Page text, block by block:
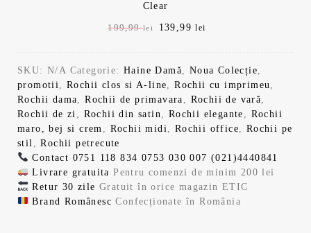
o
s
t
:
1
e
:
1
3
9
Clear
199,99lei
P
ț
u
l
i
n
ț
i
a
l
139,99lei
ț
u
l
c
u
e
n
t
e
SKU: N/A Categorie: Haine Damă, Noua Colecție,
promotii,Rochii clos si A-line,Rochii cu imprimeu,
Rochii dama,Rochii de primavara , Rochii de vară,
Rochii de zi , Rochii din satin, Rochii elegante , Rochii
maro, bej si crem , Rochii midi, Rochii office, Rochii pe
stil ,Rochii petrecute
Contact 0751 118 834 0753 030 007 (021)4440841
Livrare gratuitaPentru comenzi de minim 200 lei
Retur 30 zile Gratuit în orice magazin ETIC
Brand RomânescConfecționate în România